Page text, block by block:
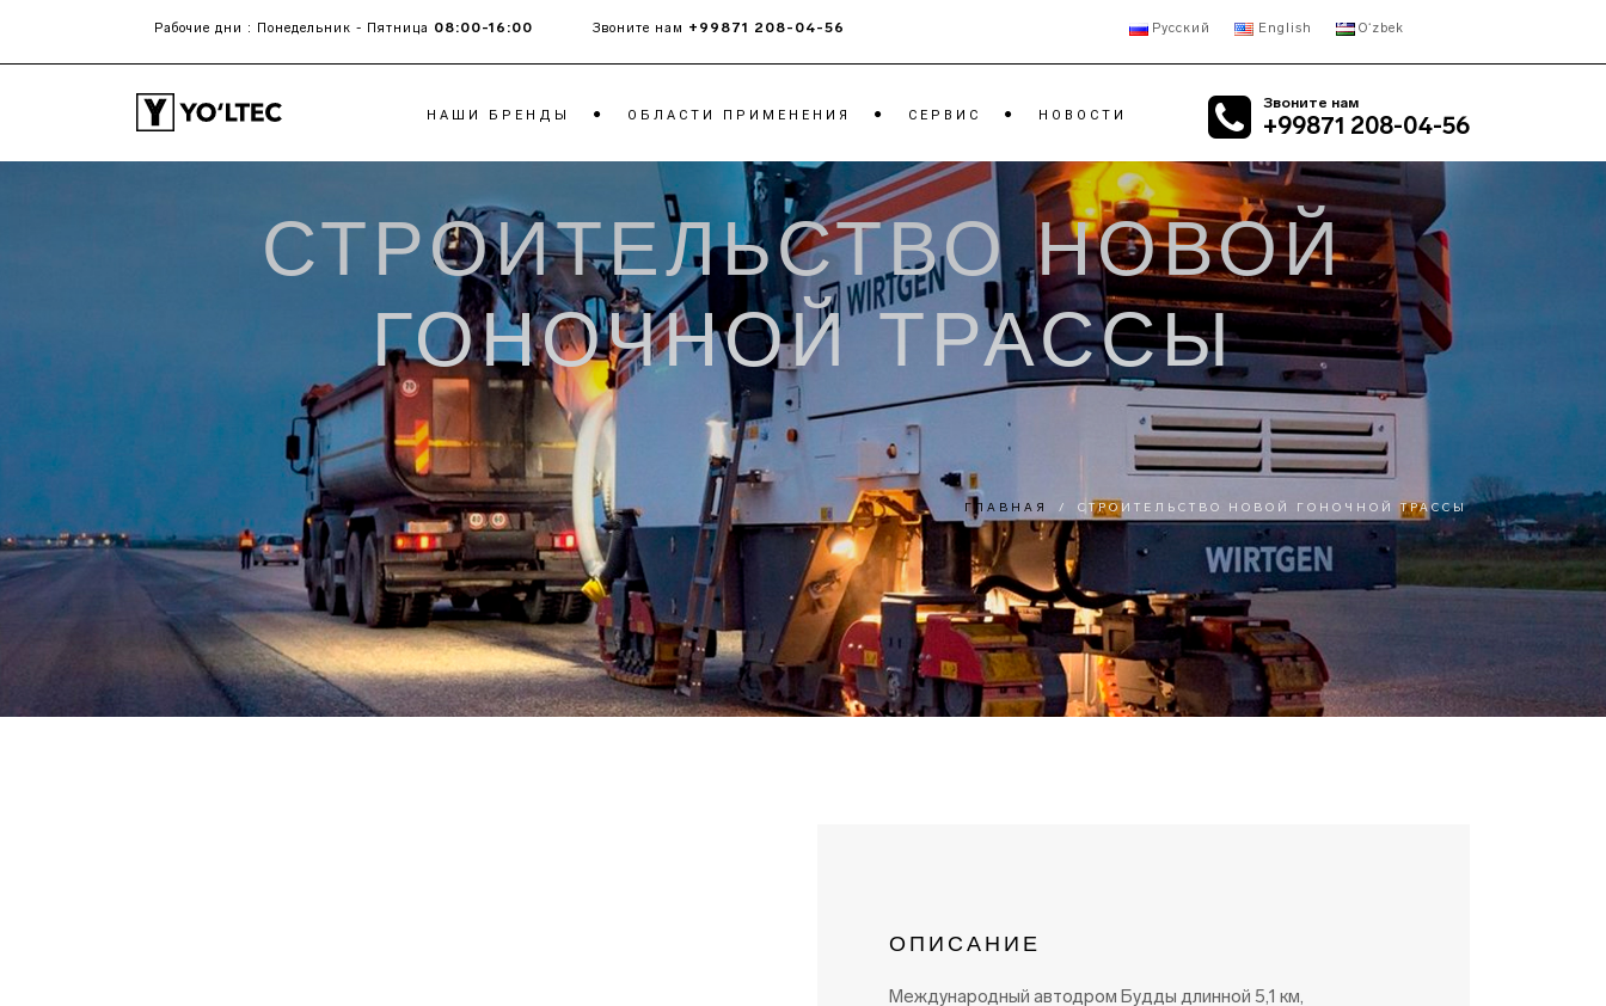
Рабочие дни : Понедельник - Пятница 08:00-16:00 Звоните нам +99871 208-04-56 Русский English Oʻzbek
НАШИ БРЕНДЫ
SURFACE MINER И
CROSS APPLICATION
АСФАЛЬТОУКЛАДЧИКИ
POWERFEEDER
РАБОЧИЕ ОРГАНЫ
ТАНДЕМНЫЕ КАТКИ
ГРУНТОВЫЕ КАТКИ
КАТКИ НА
ПНЕВМОШИНАХ
МОБИЛЬНЫЕ
РОТОРНЫЕ ДРОБИЛКИ
МОБИЛЬНЫЕ
КОНУСНЫЕ ДРОБИЛКИ
МОБИЛЬНЫЕ
ЩЁКОВЫЕ ДРОБИЛКИ
МОБИЛЬНЫЕ
ТРАНСПОРТЁРЫ
МОБИЛЬНЫЕ
СОРТИРОВОЧНЫЕ
УСТАНОВКИ
RETROFIT
АСФАЛЬТОБЕТОННЫЙ
ЗАВОД
ОБЛАСТИ ПРИМЕНЕНИЯ CЕРВИС НОВОСТИ
Звоните нам
+99871 208-04-56
СТРОИТЕЛЬСТВО НОВОЙ
ГОНОЧНОЙ ТРАССЫ
ГЛАВНАЯ / СТРОИТЕЛЬСТВО НОВОЙ ГОНОЧНОЙ ТРАССЫ
ОПИСАНИЕ
Международный автодром Будды длинной 5,1 км,